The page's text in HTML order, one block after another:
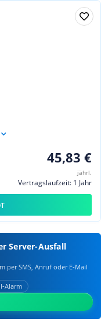
45,83 €
jährl.
Vertragslaufzeit: 1 Jahr
Server-Ausfall
per SMS, Anruf oder E‑Mail